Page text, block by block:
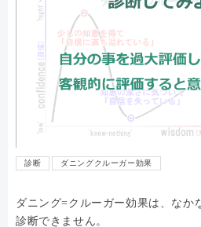
診断 ダニングクルーガー効果
ダニング=クルーガー効果は、なか
診断できません。